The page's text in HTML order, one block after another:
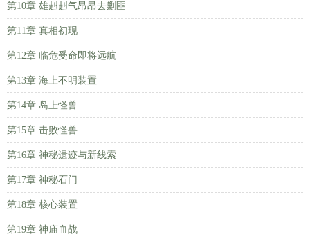
第10章 雄赳赳气昂昂去剿匪
第11章 真相初现
第12章 临危受命即将远航
第13章 海上不明装置
第14章 岛上怪兽
第15章 击败怪兽
第16章 神秘遗迹与新线索
第17章 神秘石门
第18章 核心装置
第19章 神庙血战